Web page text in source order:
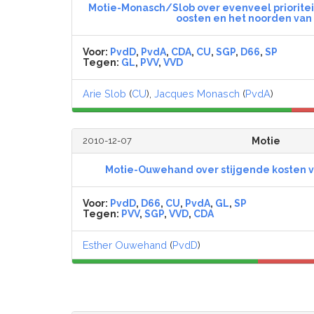
Motie-Monasch/Slob over evenveel
oosten en het noorden
Voor: PvdD, PvdA, CDA, CU, SGP, D66, SP
Tegen: GL, PVV, VVD
Arie Slob (CU), Jacques Monasch (PvdA)
2010-12-07 Motie
Motie-Ouwehand over stijgende kosten
Voor: PvdD, D66, CU, PvdA, GL, SP
Tegen: PVV, SGP, VVD, CDA
Esther Ouwehand (PvdD)